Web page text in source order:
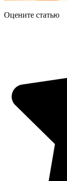
Оцените статью